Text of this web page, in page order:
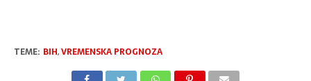
TEME: BIH,VREMENSKA PROGNOZA